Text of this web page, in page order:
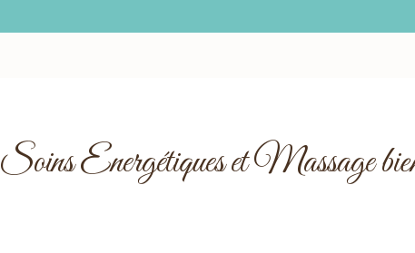
Soins Energétiques et Massage